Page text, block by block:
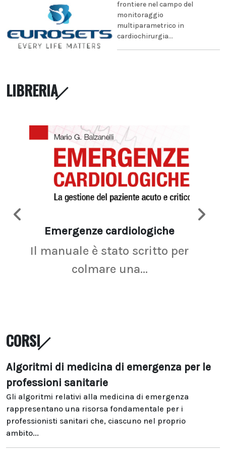
frontiere nel campo del
monitoraggio
multiparametrico in
cardiochirurgia...
LIBRERIA
Emergenze cardiologiche
Il manuale è stato scritto per
colmare una...
CORSI
Algoritmi di medicina di emergenza per le
professioni sanitarie
Gli algoritmi relativi alla medicina di emergenza
rappresentano una risorsa fondamentale per i
professionisti sanitari che, ciascuno nel proprio
ambito...